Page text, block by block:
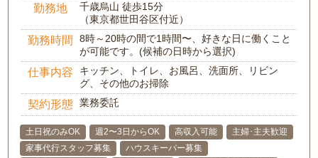
勤務地
千歳烏山 徒歩15分
（東京都世田谷区付近）
勤務時間
8時～20時の間で1時間〜、好きな日に働くこと
が可能です。(候補の日時から選択)
仕事内容
キッチン、トイレ、お風呂、洗面所、リビン
グ、その他のお掃除
契約形態 業務委託
土日祝のみOK 週2〜3日からOK 高収入可能
主婦･主夫歓迎
家事代行スタッフ募集
ハウスキーパー募集